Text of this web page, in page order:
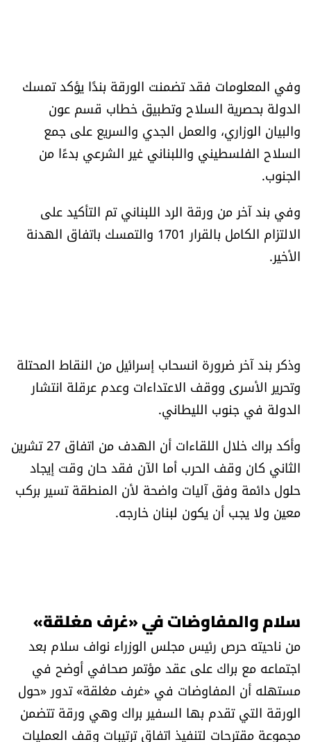
وفي المعلومات فقد تضمنت الورقة بندًا يؤكد تمسك
الدولة بحصرية السلاح وتطبيق خطاب قسم عون
والبيان الوزاري، والعمل الجدي والسريع على جمع
السلاح الفلسطيني واللبناني غير الشرعي بدءًا من
الجنوب.
وفي بند آخر من ورقة الرد اللبناني تم التأكيد على
الالتزام الكامل بالقرار 1701 والتمسك باتفاق الهدنة
الأخير.
وذكر بند آخر ضرورة انسحاب إسرائيل من النقاط المحتلة
وتحرير الأسرى ووقف الاعتداءات وعدم عرقلة انتشار
الدولة في جنوب الليطاني.
وأكد براك خلال اللقاءات أن الهدف من اتفاق 27 تشرين
الثاني كان وقف الحرب أما الآن فقد حان وقت إيجاد
حلول دائمة وفق آليات واضحة لأن المنطقة تسير بركب
معين ولا يجب أن يكون لبنان خارجه.
سلام والمفاوضات في «غرف مغلقة»
من ناحيته حرص رئيس مجلس الوزراء نواف سلام بعد
اجتماعه مع براك على عقد مؤتمر صحافي أوضح في
مستهله أن المفاوضات في «غرف مغلقة» تدور «حول
الورقة التي تقدم بها السفير براك وهي ورقة تتضمن
مجموعة مقترحات لتنفيذ اتفاق ترتيبات وقف العمليات